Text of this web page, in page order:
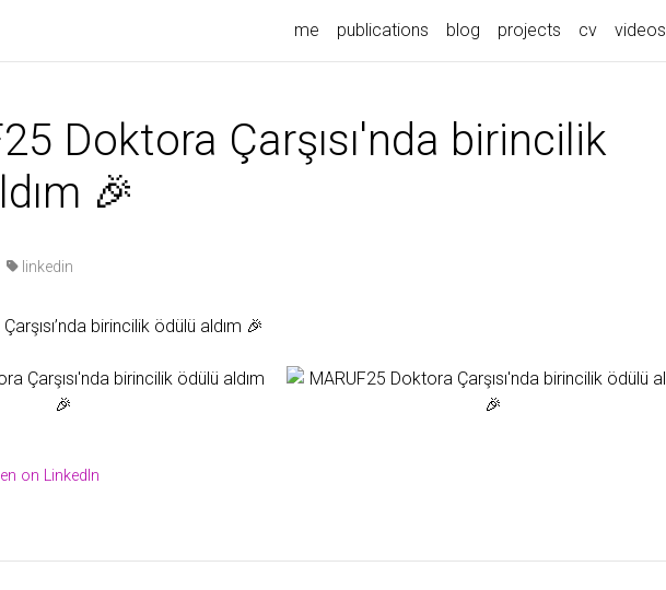
me publications blog projects cv videos
Doktora Çarşısı'nda birincilik
🎉
linkedin
birincilik ödülü aldım 🎉
on LinkedIn